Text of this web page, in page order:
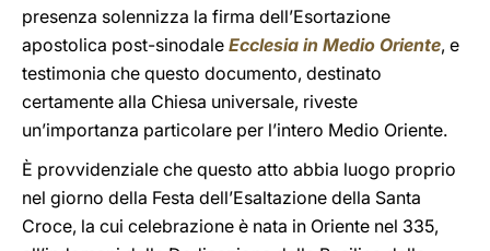
presenza solennizza la firma dell’Esortazione
apostolica post-sinodale Ecclesia in Medio Oriente, e
testimonia che questo documento, destinato
certamente alla Chiesa universale, riveste
un’importanza particolare per l’intero Medio Oriente.
È provvidenziale che questo atto abbia luogo proprio
nel giorno della Festa dell’Esaltazione della Santa
Croce, la cui celebrazione è nata in Oriente nel 335,